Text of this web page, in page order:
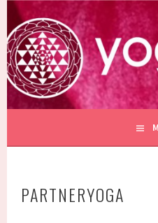
Springe
zum
InhaltYOGALILA
SCHULE FÜR YOGA IN
PARTNERYOGA